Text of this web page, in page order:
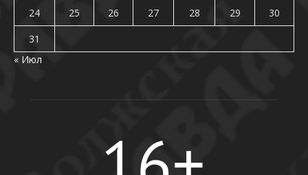
24
25 26 27 28 29
30
31
« Июл